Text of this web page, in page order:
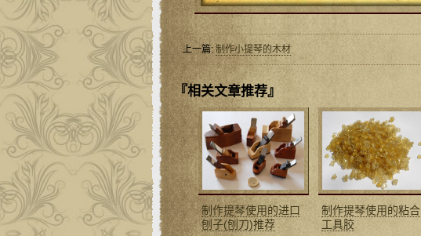
上一篇:制作小提琴的木材
『相关文章推荐』
制作提琴使用的进口
刨子(刨刀)推荐
制作提琴使用的粘合
工具胶